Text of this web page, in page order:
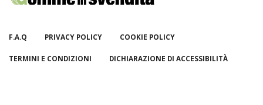
F.A.Q PRIVACY POLICY COOKIE POLICY
TERMINI E CONDIZIONI DICHIARAZIONE DI ACCESSIBILITÀ